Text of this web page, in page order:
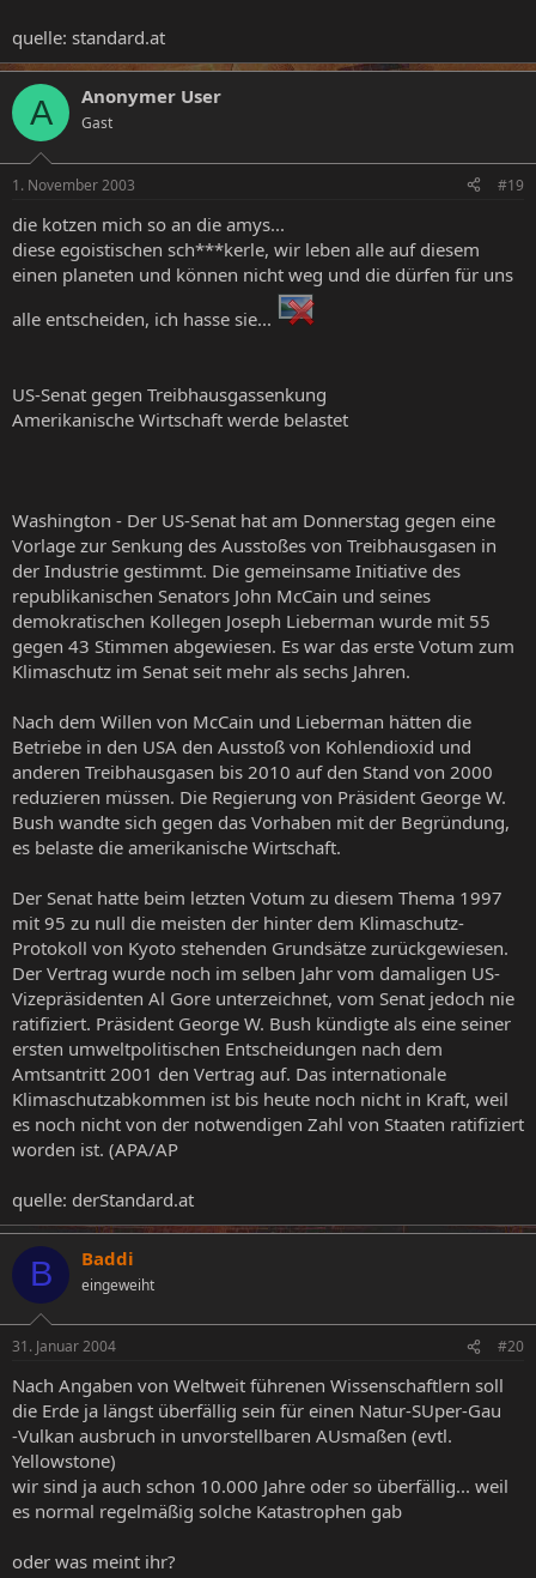
quelle: standard.at
A Anonymer User
Gast
1. November 2003 #19
die kotzen mich so an die amys...
diese egoistischen sch***kerle, wir leben alle auf diesem
einen planeten und können nicht weg und die dürfen für uns
alle entscheiden, ich hasse sie...
US-Senat gegen Treibhausgassenkung
Amerikanische Wirtschaft werde belastet
Washington - Der US-Senat hat am Donnerstag gegen eine
Vorlage zur Senkung des Ausstoßes von Treibhausgasen in
der Industrie gestimmt. Die gemeinsame Initiative des
republikanischen Senators John McCain und seines
demokratischen Kollegen Joseph Lieberman wurde mit 55
gegen 43 Stimmen abgewiesen. Es war das erste Votum zum
Klimaschutz im Senat seit mehr als sechs Jahren.
Nach dem Willen von McCain und Lieberman hätten die
Betriebe in den USA den Ausstoß von Kohlendioxid und
anderen Treibhausgasen bis 2010 auf den Stand von 2000
reduzieren müssen. Die Regierung von Präsident George W.
Bush wandte sich gegen das Vorhaben mit der Begründung,
es belaste die amerikanische Wirtschaft.
Der Senat hatte beim letzten Votum zu diesem Thema 1997
mit 95 zu null die meisten der hinter dem Klimaschutz-
Protokoll von Kyoto stehenden Grundsätze zurückgewiesen.
Der Vertrag wurde noch im selben Jahr vom damaligen US-
Vizepräsidenten Al Gore unterzeichnet, vom Senat jedoch nie
ratifiziert. Präsident George W. Bush kündigte als eine seiner
ersten umweltpolitischen Entscheidungen nach dem
Amtsantritt 2001 den Vertrag auf. Das internationale
Klimaschutzabkommen ist bis heute noch nicht in Kraft, weil
es noch nicht von der notwendigen Zahl von Staaten ratifiziert
worden ist. (APA/AP
quelle: derStandard.at
B Baddi
eingeweiht
31. Januar 2004 #20
Nach Angaben von Weltweit führenen Wissenschaftlern soll
die Erde ja längst überfällig sein für einen Natur-SUper-Gau
-Vulkan ausbruch in unvorstellbaren AUsmaßen (evtl.
Yellowstone)
wir sind ja auch schon 10.000 Jahre oder so überfällig... weil
es normal regelmäßig solche Katastrophen gab
oder was meint ihr?